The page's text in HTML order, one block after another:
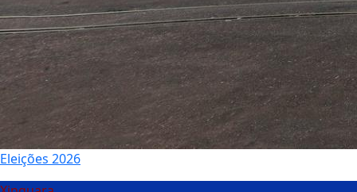
Eleições 2026